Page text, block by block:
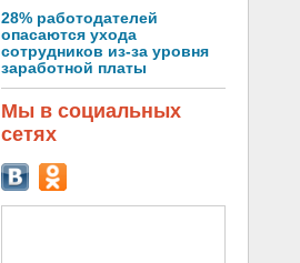
28% работодателей
опасаются ухода
сотрудников из-за уровня
заработной платы
Мы в социальных
сетях